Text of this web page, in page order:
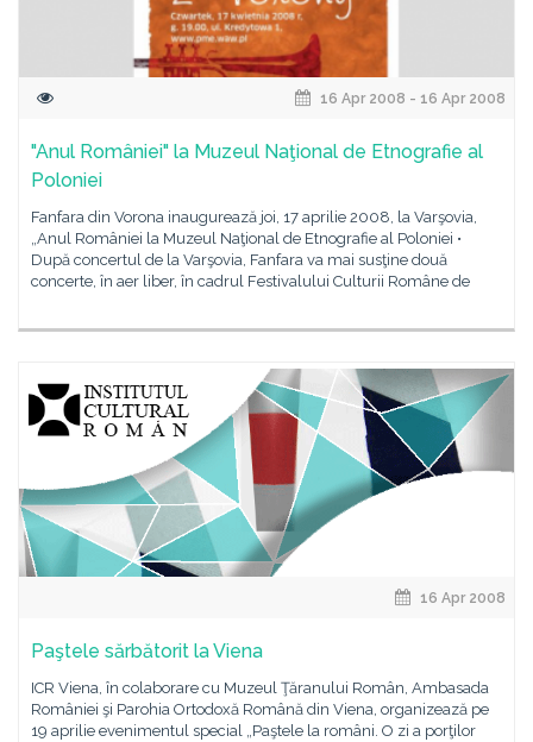
16 Apr 2008 - 16 Apr 2008
"Anul României" la Muzeul Naţional de Etnografie al
Poloniei
Fanfara din Vorona inaugurează joi, 17 aprilie 2008, la Varşovia,
„Anul României la Muzeul Naţional de Etnografie al Poloniei •
După concertul de la Varşovia, Fanfara va mai susţine două
concerte, în aer liber, în cadrul Festivalului Culturii Române de
16 Apr 2008
Paştele sărbătorit la Viena
ICR Viena, în colaborare cu Muzeul Ţăranului Român, Ambasada
României şi Parohia Ortodoxă Română din Viena, organizează pe
19 aprilie evenimentul special „Paştele la români. O zi a porţilor